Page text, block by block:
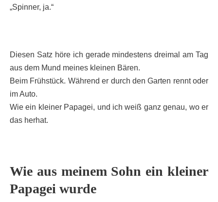
„Spinner, ja.“
Diesen Satz höre ich gerade mindestens dreimal am Tag
aus dem Mund meines kleinen Bären.
Beim Frühstück. Während er durch den Garten rennt oder
im Auto.
Wie ein kleiner Papagei, und ich weiß ganz genau, wo er
das herhat.
Wie aus meinem Sohn ein kleiner
Papagei wurde